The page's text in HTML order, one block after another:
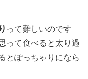
って難しいのです
って食べると太り過
とぽっちゃりになら